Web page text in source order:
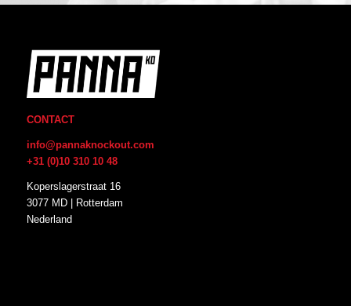
CONTACT
info@pannaknockout.com
+31 (0)10 310 10 48
Koperslagerstraat 16
3077 MD | Rotterdam
Nederland